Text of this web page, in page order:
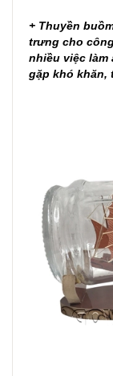
+ Thuyền
trưng cho
nhiều việc
gặp khó khăn,